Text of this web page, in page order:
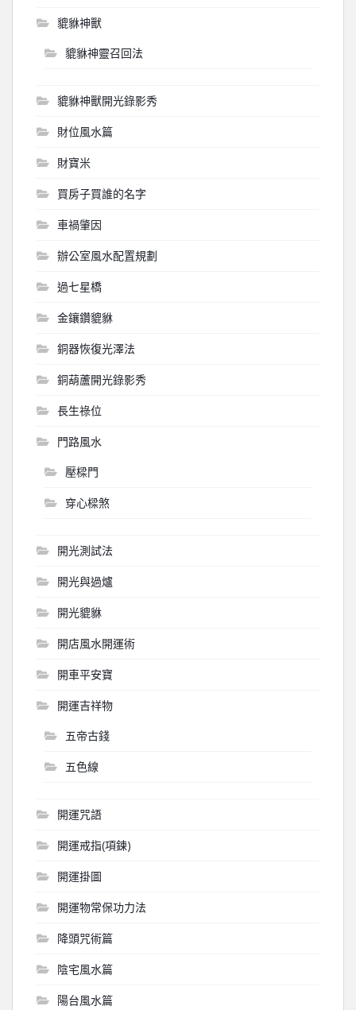
貔貅神獸
貔貅神靈召回法
貔貅神獸開光錄影秀
財位風水篇
財寶米
買房子買誰的名字
車禍肇因
辦公室風水配置規劃
過七星橋
金鑲鑽貔貅
銅器恢復光澤法
銅葫蘆開光錄影秀
長生祿位
門路風水
壓樑門
穿心樑煞
開光測試法
開光與過爐
開光貔貅
開店風水開運術
開車平安寶
開運吉祥物
五帝古錢
五色線
開運咒語
開運戒指(項鍊)
開運掛圖
開運物常保功力法
降頭咒術篇
陰宅風水篇
陽台風水篇